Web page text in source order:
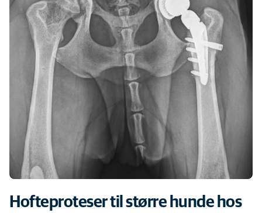
Hofteproteser til større hunde hos